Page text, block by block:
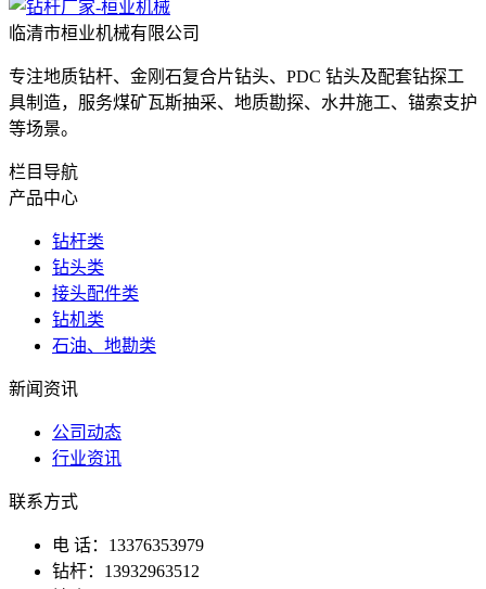
临清市桓业机械有限公司
专注地质钻杆、金刚石复合片钻头、PDC 钻头及配套钻探工
具制造，服务煤矿瓦斯抽采、地质勘探、水井施工、锚索支护
等场景。
栏目导航
产品中心
钻杆类
钻头类
接头配件类
钻机类
石油、地勘类
新闻资讯
公司动态
行业资讯
联系方式
电 话：13376353979
钻杆：13932963512